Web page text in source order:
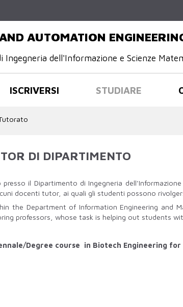
AUTOMATION
Ingegneria dell'Informazione e Scienze
ISCRIVERSI STUDIARE
DI DIPARTIMENTO
il Dipartimento di Ingegneria
docenti tutor, ai quali gli studenti possono
the Department of Information Engineering and
professors, whose task is helping out students
Degree course in Biotech Engineering for